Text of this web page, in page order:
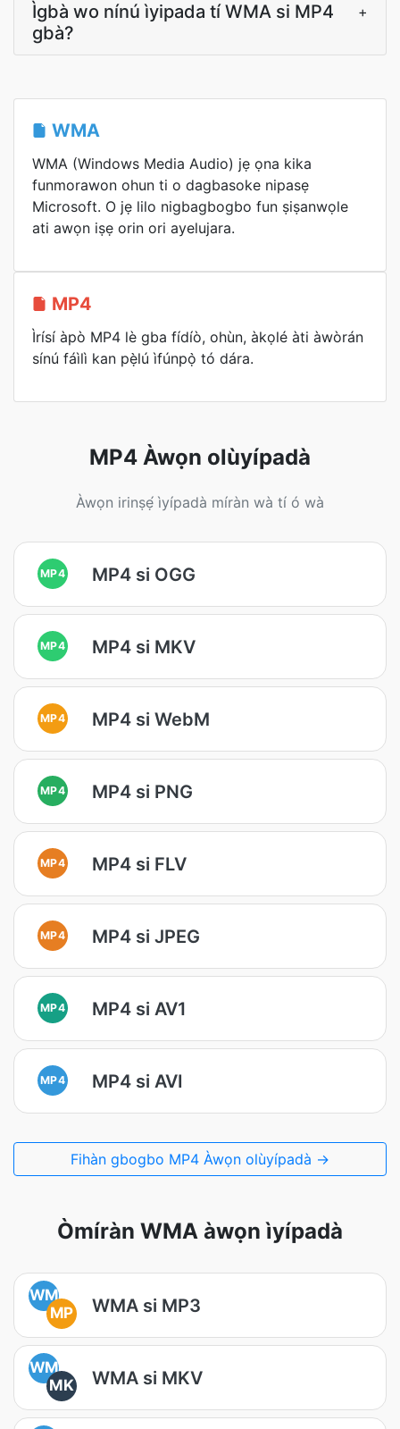
Ìgbà wo nínú ìyipada tí WMA si MP4
gbà?
+
WMA
WMA (Windows Media Audio) jẹ ọna kika
funmorawon ohun ti o dagbasoke nipasẹ
Microsoft. O jẹ lilo nigbagbogbo fun ṣiṣanwọle
ati awọn iṣẹ orin ori ayelujara.
MP4
Ìrísí àpò MP4 lè gba fídíò, ohùn, àkọlé àti àwòrán
sínú fáìlì kan pẹ̀lú ìfúnpọ̀ tó dára.
MP4 Àwọn olùyípadà
Àwọn irinṣẹ́ ìyípadà míràn wà tí ó wà
MP4 MP4 si OGG
MP4 MP4 si MKV
MP4 MP4 si WebM
MP4 MP4 si PNG
MP4 MP4 si FLV
MP4 MP4 si JPEG
MP4 MP4 si AV1
MP4 MP4 si AVI
Fihàn gbogbo MP4 Àwọn olùyípadà →
Òmíràn WMA àwọn ìyípadà
WM
MP
WMA si MP3
WM
MK
WMA si MKV